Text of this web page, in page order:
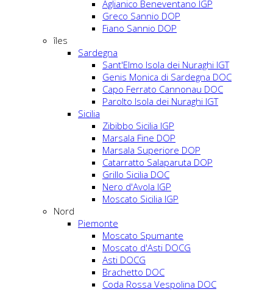
Aglianico Beneventano IGP
Greco Sannio DOP
Fiano Sannio DOP
îles
Sardegna
Sant'Elmo Isola dei Nuraghi IGT
Genis Monica di Sardegna DOC
Capo Ferrato Cannonau DOC
Parolto Isola dei Nuraghi IGT
Sicilia
Zibibbo Sicilia IGP
Marsala Fine DOP
Marsala Superiore DOP
Catarratto Salaparuta DOP
Grillo Sicilia DOC
Nero d'Avola IGP
Moscato Sicilia IGP
Nord
Piemonte
Moscato Spumante
Moscato d'Asti DOCG
Asti DOCG
Brachetto DOC
Coda Rossa Vespolina DOC